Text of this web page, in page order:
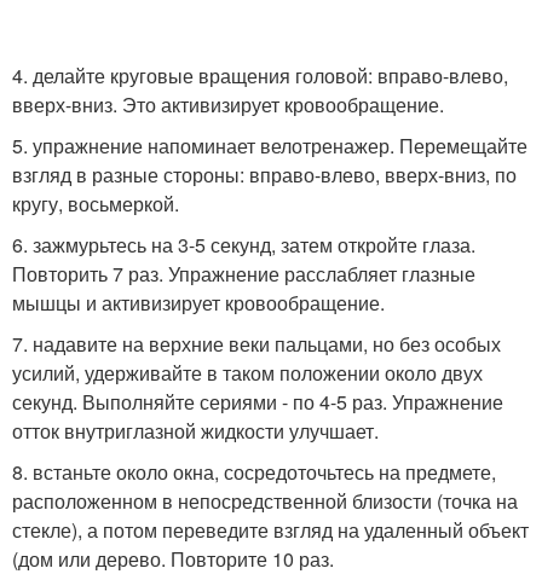
4. делайте круговые вращения головой: вправо-влево,
вверх-вниз. Это активизирует кровообращение.
5. упражнение напоминает велотренажер. Перемещайте
взгляд в разные стороны: вправо-влево, вверх-вниз, по
кругу, восьмеркой.
6. зажмурьтесь на 3-5 секунд, затем откройте глаза.
Повторить 7 раз. Упражнение расслабляет глазные
мышцы и активизирует кровообращение.
7. надавите на верхние веки пальцами, но без особых
усилий, удерживайте в таком положении около двух
секунд. Выполняйте сериями - по 4-5 раз. Упражнение
отток внутриглазной жидкости улучшает.
8. встаньте около окна, сосредоточьтесь на предмете,
расположенном в непосредственной близости (точка на
стекле), а потом переведите взгляд на удаленный объект
(дом или дерево. Повторите 10 раз.